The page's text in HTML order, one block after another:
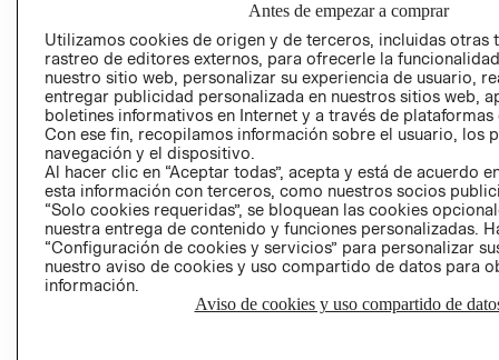
GIFT CARD
AVISO DE
Perú (S/)
CAMBIAR REGIÓN
Antes de empezar a comprar
Utilizamos cookies de origen y de terceros, incluidas otras
rastreo de editores externos, para ofrecerle la
nuestro sitio web, personalizar su experiencia de usuario,
entregar publicidad personalizada en nuestros sitios web,
boletines informativos en Internet y a través de plataformas
Con ese fin, recopilamos información sobre el usuario, los
navegación y el dispositivo.
Al hacer clic en “Aceptar todas”, acepta y está de acuerdo
esta información con terceros, como nuestros socios
“Solo cookies requeridas”, se bloquean las cookies
nuestra entrega de contenido y funciones personalizadas.
“Configuración de cookies y servicios” para personalizar
nuestro aviso de cookies y uso compartido de datos para
información.
Aviso de cookies y uso compartido de